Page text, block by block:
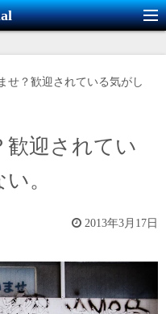
せ？歓迎されている気がし
歓迎されてい
。
2013年3月17日